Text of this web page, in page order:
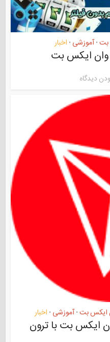
بت • آموزشی • اخبار
وان ایکس بت
دیدگاه
ایکس بت • آموزشی • اخبار
ایکس بت با ترون